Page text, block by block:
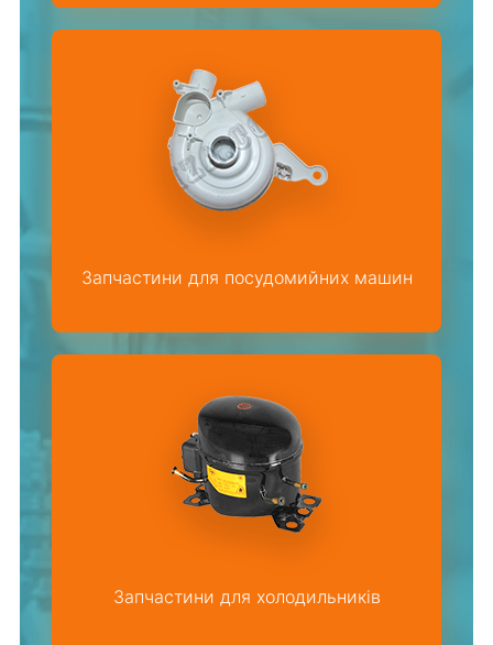
Запчастини для посудомийних машин
Запчастини для холодильників